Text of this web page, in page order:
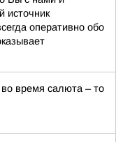
источник
оперативно обо
время салюта – то